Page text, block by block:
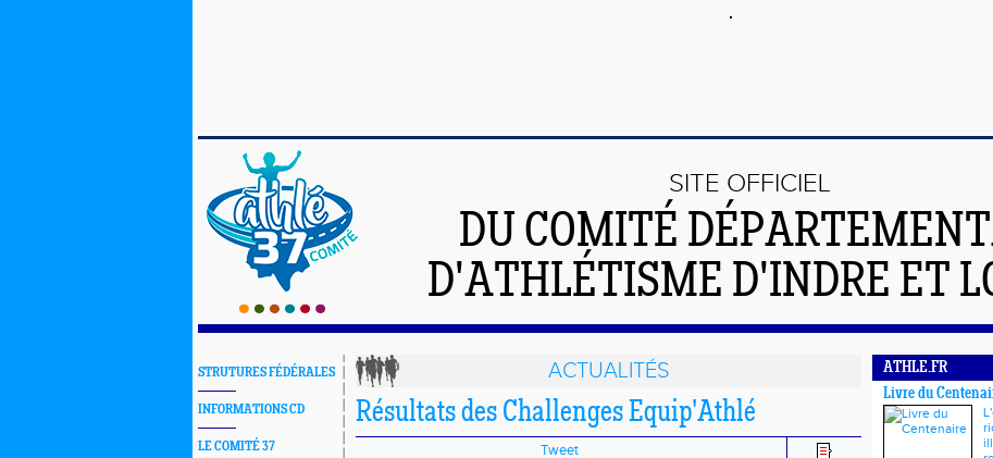
SITE OFFICIEL
DU COMITÉ
D'ATHLÉTISME D'INDRE ET
STRUTURES FÉDÉRALES
INFORMATIONS CD
LE COMITÉ 37
ACTUALITÉS
Résultats des Challenges Equip'Athlé
Tweet
ATHLE.FR
Livre du